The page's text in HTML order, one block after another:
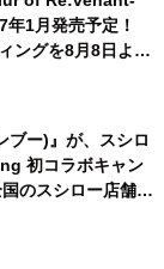
年1月発売予定！
ングを8月8日より
ブー)』が、スシロ
初コラボキャン
のスシロー店舗で
ミニカー)付き
ます